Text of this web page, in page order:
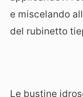
e miscelando
del rubinetto
Le bustine